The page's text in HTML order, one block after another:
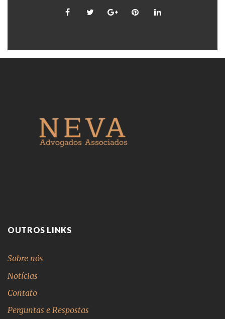
OUTROS LINKS
Sobre nós
Notícias
Contato
Perguntas e Respostas